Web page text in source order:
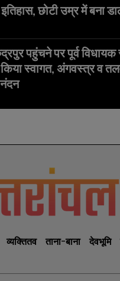
छोटी उम्र में बना
पहुंचने पर पूर्व विधायक
स्वागत, अंगवस्त्र व
व्यक्तितव ताना-बाना देवभूमि